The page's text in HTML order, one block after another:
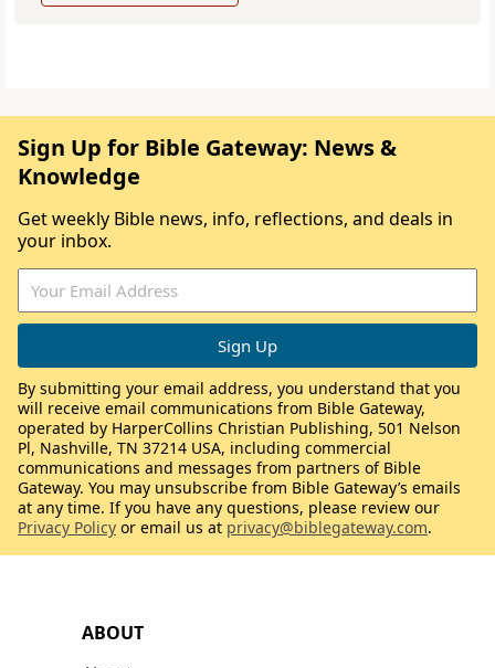
ABOUT
Sign Up for Bible Gateway: News &
Knowledge
Get weekly Bible news, info, reflections, and deals in
your inbox.
By submitting your email address, you understand that you
will receive email communications from Bible Gateway,
operated by HarperCollins Christian Publishing, 501 Nelson
Pl, Nashville, TN 37214 USA, including commercial
communications and messages from partners of Bible
Gateway. You may unsubscribe from Bible Gateway’s emails
at any time. If you have any questions, please review our
Privacy Policy or email us at privacy@biblegateway.com.